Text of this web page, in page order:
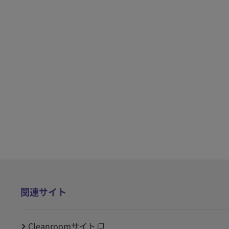
関連サイト
Cleanroomサイト